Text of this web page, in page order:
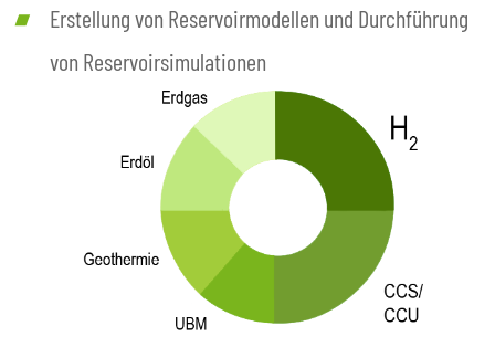
Erstellung von Reservoirmodellen und Durchführung
von Reservoirsimulationen